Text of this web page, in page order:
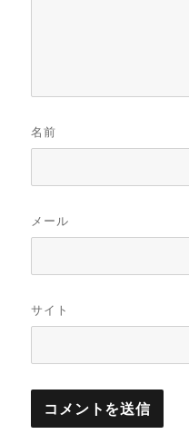
名前
メール
サイト